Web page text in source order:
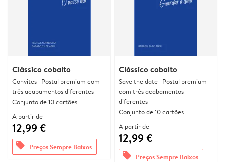
Clássico cobalto
Convites | Postal premium com
três acabamentos diferentes
Conjunto de 10 cartões
A partir de
12,99 €
offers Preços Sempre Baixos
Clássico cobalto
Save the date | Postal premium
com três acabamentos
diferentes
Conjunto de 10 cartões
A partir de
12,99 €
offers Preços Sempre Baixos